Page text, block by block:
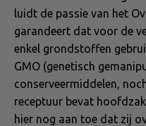
luidt de passie van het
garandeert dat voor de
enkel grondstoffen
GMO (genetisch
conserveermiddelen,
receptuur bevat
hier nog aan toe dat zij